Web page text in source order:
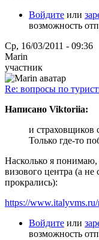
Войдите или
возможность
Ср, 16/03/2011 - 09:36
Marin
участник
Re: вопросы по
Написано Viktoriia:
и страховщиков
Только где-то
Насколько я понимаю,
визового центра (а не
прокрались):
https://
Войдите или
возможность